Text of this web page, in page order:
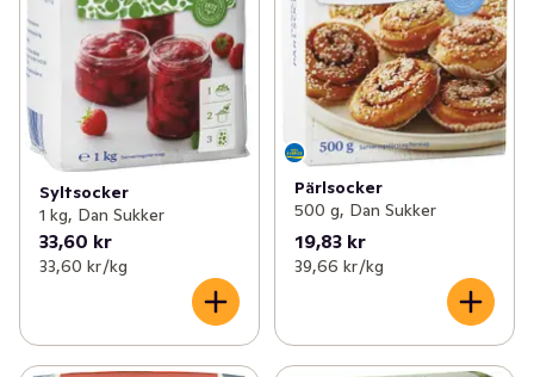
Syltsocker
1 kg, Dan Sukker
33,60 kr
33,60 kr /kg
Pärlsocker
500 g, Dan Sukker
19,83 kr
39,66 kr /kg